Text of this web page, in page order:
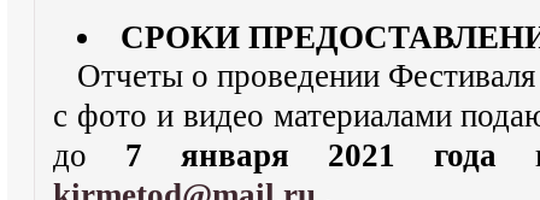
СРОКИ
Отчеты о проведении
с фото и видео материалами
до 7 января 2021 года